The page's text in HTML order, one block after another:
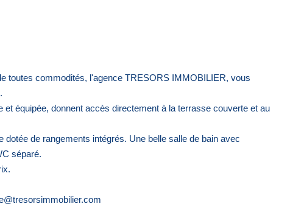
toutes commodités, l'agence TRESORS IMMOBILIER, vous
équipée, donnent accès directement à la terrasse couverte et au
de rangements intégrés. Une belle salle de bain avec
séparé.